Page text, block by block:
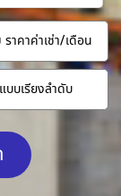
าคาค่าเช่า/เดือน
บบเรียงลำดับ